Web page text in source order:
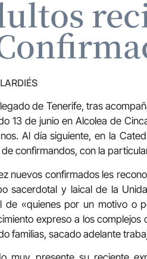
de Tenerife, tras
13 de junio en Alcolea de
Al día siguiente, en la
confirmandos, con la
nuevos confirmados les
sacerdotal y laical de la
de «quienes por un motivo o
expreso a los
familias, sacado adelante